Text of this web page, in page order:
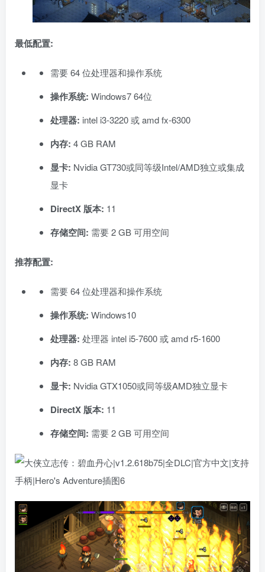
最低配置:
需要 64 位处理器和操作系统
操作系统: Windows7 64位
处理器: intel i3-3220 或 amd fx-6300
内存: 4 GB RAM
显卡: Nvidia GT730或同等级Intel/AMD独立或集成
显卡
DirectX 版本: 11
存储空间: 需要 2 GB 可用空间
推荐配置:
需要 64 位处理器和操作系统
操作系统: Windows10
处理器: 处理器 intel i5-7600 或 amd r5-1600
内存: 8 GB RAM
显卡: Nvidia GTX1050或同等级AMD独立显卡
DirectX 版本: 11
存储空间: 需要 2 GB 可用空间